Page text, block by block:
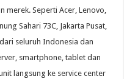
merek. Seperti Acer, Lenovo,
Sahari 73C, Jakarta Pusat,
seluruh Indonesia dan
smartphone, tablet dan
langsung ke service center